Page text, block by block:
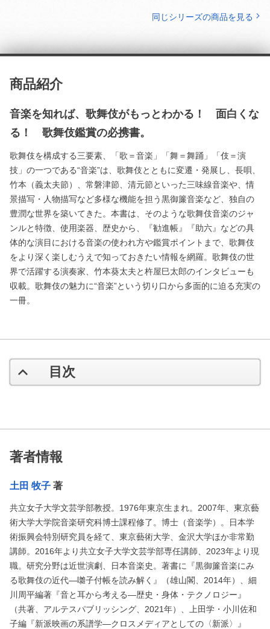
同じシリーズの商品を見る
商品紹介
音楽を知れば、歌舞伎がもっとわかる！ 面白くな
る！ 歌舞伎鑑賞の必携書。
歌舞伎を構成する三要素、「歌＝音楽」「舞＝舞踊」「伎＝演
技」の一つである“音楽”は、歌舞伎とともに変遷・発展し、長唄、
竹本（義太夫節）、常磐津節、清元節といった三味線音楽や、情
景描写・人物描写など多様な機能を担う黒御簾音楽など、独自の
豊潤な世界を築いてきた。本書は、そのような歌舞伎音楽のジャ
ンルと特徴、使用楽器、歴史から、『勧進帳』『助六』などの具
体的な演目における音楽の使われ方や鑑賞ポイントまで、歌舞伎
をより深く楽しむうえで知っておきたい情報を網羅。歌舞伎の世
界で活躍する演奏家、竹本葵太夫と杵屋巳太郎のインタビューも
収載。歌舞伎の魅力に“音楽”という切り口から多面的に迫る充実の
一冊。
目次
著者情報
土田 牧子 著
共立女子大学文芸学部教授。1976年東京生まれ。2007年、東京藝
術大学大学院音楽研究科博士課程修了。博士（音楽学）。日本学
術振興会特別研究員を経て、東京藝術大学、金沢大学ほか非常勤
講師。2016年より共立女子大学文芸学部専任講師、2023年より現
職。研究分野は近世演劇、日本音楽史。著書に『黒御簾音楽にみ
る歌舞伎の近代―囃子付帳を読み解く』（雄山閣、2014年）、細
川周平編著『音と耳から考える―歴史・身体・テクノロジー』
（共著、アルテスパブリッシング、2021年）、上田学・小川佐和
子編『新派映画の系譜学―クロスメディアとしての〈新派〉』